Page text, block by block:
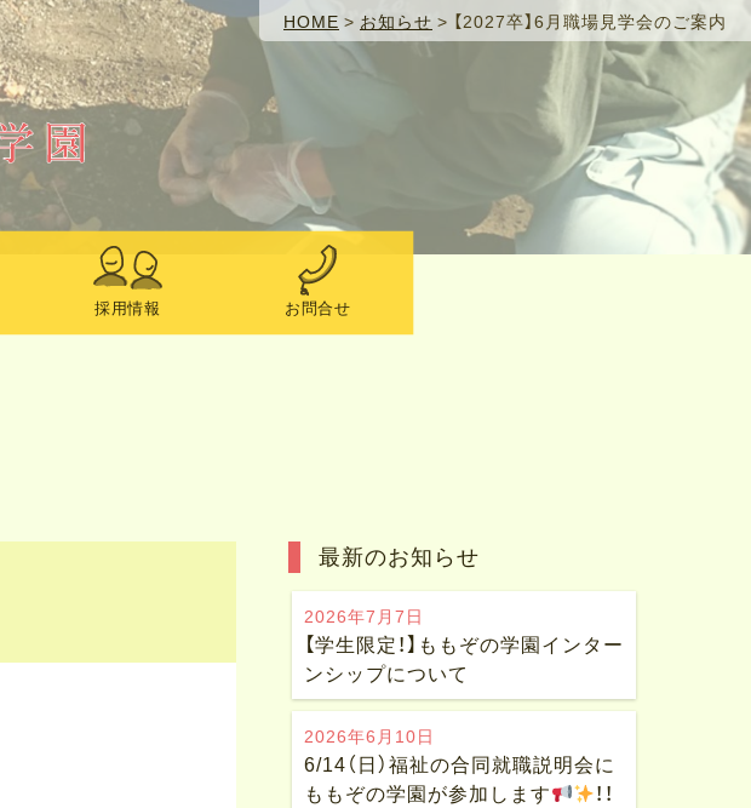
採用情報 お問合せ
HOME > お知らせ > 【2027卒】6月職場見学会のご案内
最新のお知らせ
2026年7月7日
【学生限定！】ももぞの学園インター
ンシップについて
2026年6月10日
6/14（日）福祉の合同就職説明会に
ももぞの学園が参加します
！！